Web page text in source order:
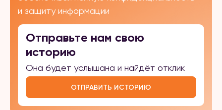
и защиту информации
Отправьте нам свою
историю
Она будет услышана и найдёт отклик
ОТПРАВИТЬ ИСТОРИЮ